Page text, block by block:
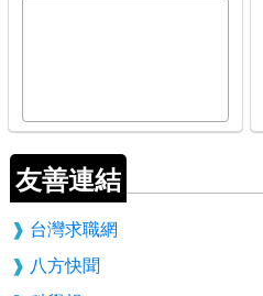
友善連結
台灣求職網
八方快聞